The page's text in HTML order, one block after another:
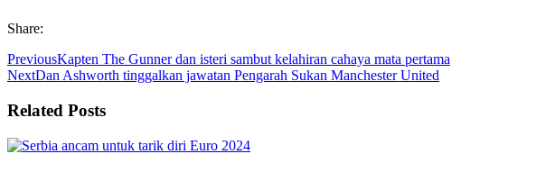
Share:
PreviousKapten The Gunner dan isteri sambut kelahiran cahaya mata pertama
NextDan Ashworth tinggalkan jawatan Pengarah Sukan Manchester United
Related Posts